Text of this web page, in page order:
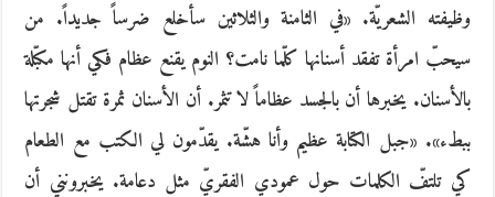
وظيفته الشعريّة. «في الثامنة والثلاثين سأخلع ضرساً جديداً. من
سيحبّ امرأة تفقد أسنانها كلّما نامت؟ النوم يقنع عظام فكي أنها مكبّلة
بالأسنان. يخبرها أن بالجسد عظاماً لا تثمر. أن الأسنان ثمرة تقتل شجرتها
ببطء». «جبل الكتابة عظيم وأنا هشّة. يقدّمون لي الكتب مع الطعام
كي تلتفّ الكلمات حول عمودي الفقريّ مثل دعامة. يخبرونني أن